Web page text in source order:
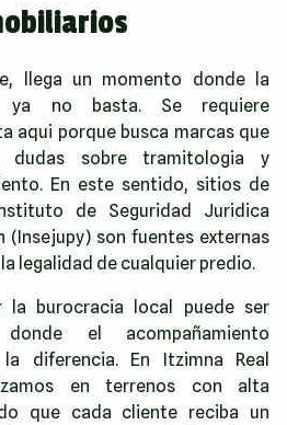
llega un momento donde la
ya no basta. Se requiere
aqui porque busca marcas que
sobre tramitologia y
En este sentido, sitios de
de Seguridad Juridica
(Insejupy) son fuentes externas
legalidad de cualquier predio.
la burocracia local puede ser
el acompañamiento
la diferencia. En
Itzimna Real
en terrenos con alta
que cada cliente reciba un